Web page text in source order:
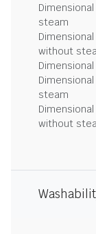
steam
without
steam
without